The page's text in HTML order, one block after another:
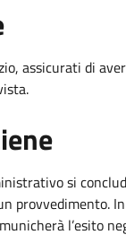
assicurati di
si
provvedimento.
l’esito